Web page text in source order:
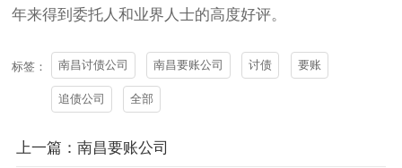
年来得到委托人和业界人士的高度好评。
标签： 南昌讨债公司 南昌要账公司 讨债 要账
追债公司 全部
上一篇：南昌要账公司